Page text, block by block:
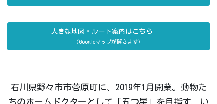
大きな地図・ルート案内はこちら
（Googleマップが開きます）
石川県野々市市菅原町に、2019年1月開業。動物た
ちのホームドクターとして「五つ星」を目指す、い